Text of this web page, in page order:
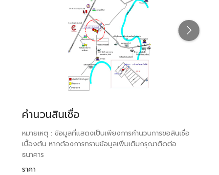
คำนวนสินเชื่อ
หมายเหตุ : ข้อมูลที่แสดงเป็นเพียงการคำนวนการขอสินเชื่อ
เบื้องต้น หากต้องการทราบข้อมูลเพิ่มเติมกรุณาติดต่อ
ธนาคาร
ราคา